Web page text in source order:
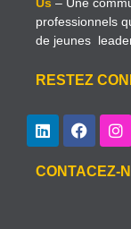
professionnels
de jeunes
RESTEZ
CONTACEZ-